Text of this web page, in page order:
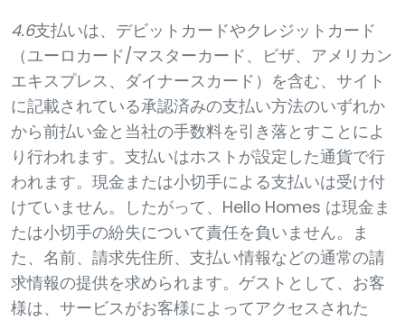
4.6支払いは、デビットカードやクレジットカード
（ユーロカード/マスターカード、ビザ、アメリカン
エキスプレス、ダイナースカード）を含む、サイト
に記載されている承認済みの支払い方法のいずれか
から前払い金と当社の手数料を引き落とすことによ
り行われます。支払いはホストが設定した通貨で行
われます。現金または小切手による支払いは受け付
けていません。したがって、Hello Homes は現金ま
たは小切手の紛失について責任を負いません。ま
た、名前、請求先住所、支払い情報などの通常の請
求情報の提供を求められます。ゲストとして、お客
様は、サービスがお客様によってアクセスされた